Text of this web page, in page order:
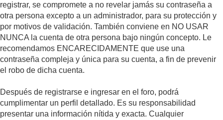
registrar, se compromete a no revelar jamás su contraseña a
otra persona excepto a un administrador, para su protección y
por motivos de validación. También conviene en NO USAR
NUNCA la cuenta de otra persona bajo ningún concepto. Le
recomendamos ENCARECIDAMENTE que use una
contraseña compleja y única para su cuenta, a fin de prevenir
el robo de dicha cuenta.
Después de registrarse e ingresar en el foro, podrá
cumplimentar un perfil detallado. Es su responsabilidad
presentar una información nítida y exacta. Cualquier